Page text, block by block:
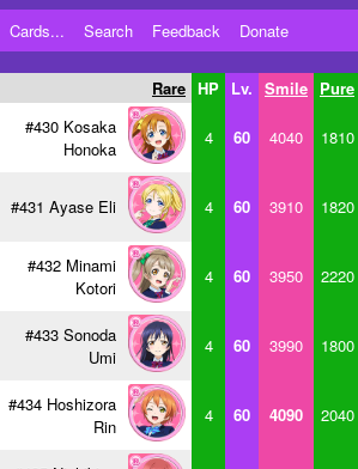
Cards... Search Feedback Donate
Rare HP Lv. Smile Pure
#430 Kosaka
Honoka
4 60 4040 1810
#431 Ayase Eli 4 60 3910 1820
#432 Minami
Kotori
4 60 3950 2220
#433 Sonoda
Umi
4 60 3990 1800
#434 Hoshizora
Rin
4 60 4090 2040